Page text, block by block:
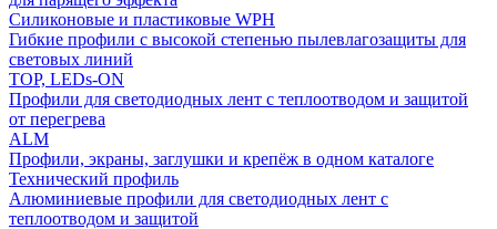
Силиконовые и пластиковые WPH
Гибкие профили с высокой степенью пылевлагозащиты для
световых линий
TOP, LEDs-ON
Профили для светодиодных лент с теплоотводом и защитой
от перегрева
ALM
Профили, экраны, заглушки и крепёж в одном каталоге
Технический профиль
Алюминиевые профили для светодиодных лент с
теплоотводом и защитой